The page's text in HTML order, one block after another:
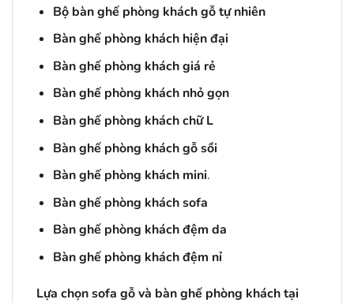
Bộ bàn ghế phòng khách gỗ tự nhiên
Bàn ghế phòng khách hiện đại
Bàn ghế phòng khách giá rẻ
Bàn ghế phòng khách nhỏ gọn
Bàn ghế phòng khách chữ L
Bàn ghế phòng khách gỗ sồi
Bàn ghế phòng khách mini.
Bàn ghế phòng khách sofa
Bàn ghế phòng khách đệm da
Bàn ghế phòng khách đệm nỉ
Lựa chọn sofa gỗ và bàn ghế phòng khách tại